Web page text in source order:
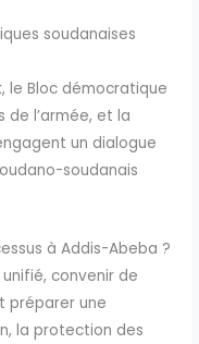
soudanaises
le Bloc démocratique
l’armée, et la
un dialogue
soudanais
à Addis-Abeba ?
convenir de
préparer une
la protection des